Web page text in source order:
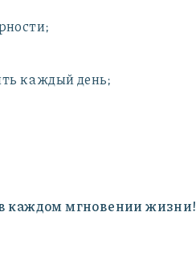
каждый день;
каждом мгновении жизни!